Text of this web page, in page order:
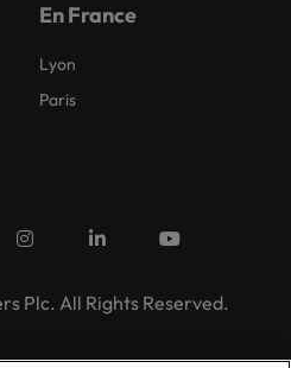
En France
Lyon
Paris
Plc. All Rights Reserved.